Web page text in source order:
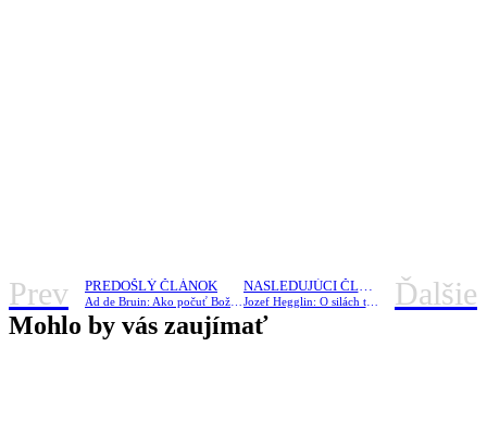
Prev PREDOŠLÝ ČLÁNOK NASLEDUJÚCI ČLÁNOK
Jozef Hegglin: O silách temna Ďalšie
Mohlo by vás zaujímať